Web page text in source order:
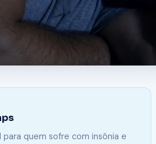
quem sofre com insônia e